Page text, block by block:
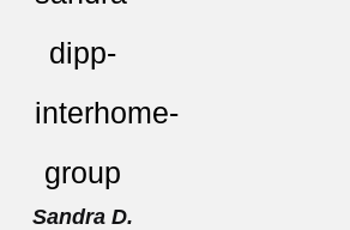
Sandra D.